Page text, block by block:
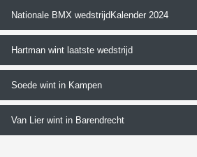
Nationale BMX wedstrijdKalender 2024
Hartman wint laatste wedstrijd
Soede wint in Kampen
Van Lier wint in Barendrecht